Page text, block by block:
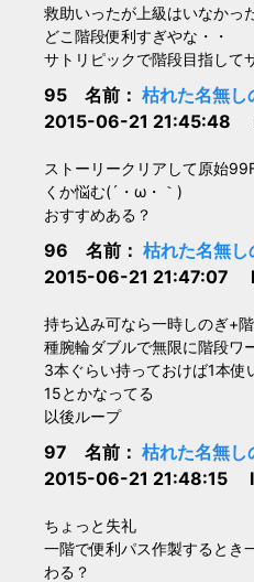
救助いったが上級はいなかっ
どこ階段便利すぎやな・・
サトリピックで階段目指して
95 名前： 枯れた名無
2015-06-21 21:45:48
ストーリークリアして原始
くか悩む(´・ω・｀)
おすすめある？
96 名前： 枯れた名無
2015-06-21 21:47:07
持ち込み可なら一時しのぎ+
種腕輪ダブルで無限に階段ワ
3本ぐらい持っておけば1本使
15とかなってる
以後ループ
97 名前： 枯れた名無
2015-06-21 21:48:15
ちょっと失礼
一階で便利パス作製するとき
わる？